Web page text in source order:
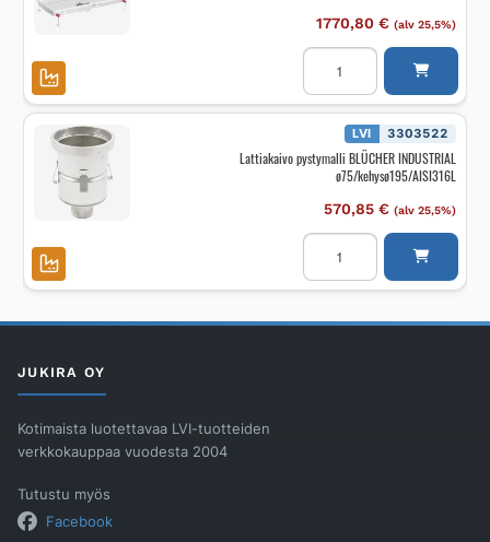
1770,80 € (alv 25,5%)
Lattia-
allaspaketti
ACO
COLLECT
570x1200-
70
D200
määrä
LVI 3303522
Lattiakaivo pystymalli BLÜCHER INDUSTRIAL
ø75/kehysø195/AISI316L
570,85 € (alv 25,5%)
Lattiakaivo
pystymalli
INDUSTRIAL
JUKIRA OY
Kotimaista luotettavaa LVI-tuotteiden
verkkokauppaa vuodesta 2004
Tutustu myös
Facebook